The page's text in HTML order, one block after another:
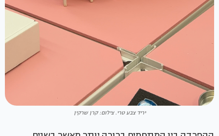
יריד צבע טרי. צילום: קרן שרקין